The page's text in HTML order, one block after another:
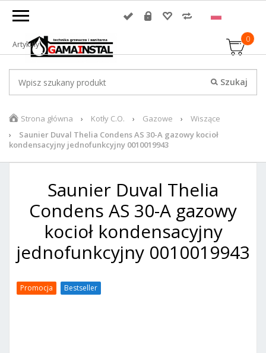
0
Artykuły
Strona główna Kotły C.O. Gazowe
Wiszące
Saunier Duval Thelia Condens AS 30-A gazowy kocioł
kondensacyjny jednofunkcyjny 0010019943
Saunier Duval Thelia
Condens AS 30-A gazowy
kocioł kondensacyjny
jednofunkcyjny 0010019943
Promocja Bestseller